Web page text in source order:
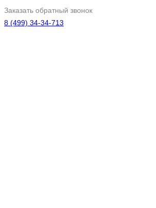
Заказать обратный звонок
8 (499) 34-34-713